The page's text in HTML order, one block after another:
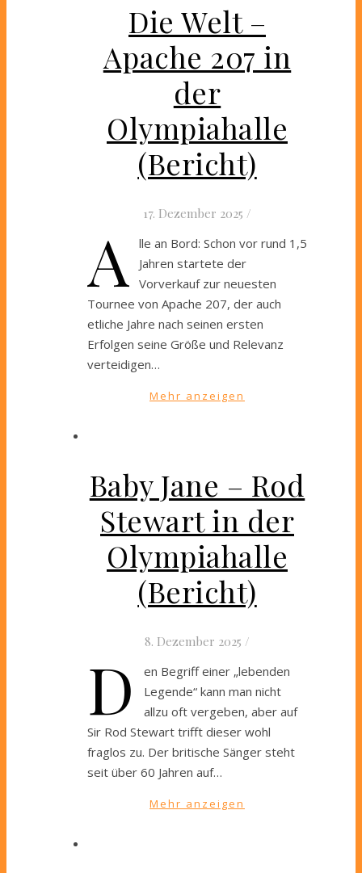
Die Welt –
Apache 207 in
der
Olympiahalle
(Bericht)
17. Dezember 2025 /
A
lle an Bord: Schon vor rund 1,5
Jahren startete der
Vorverkauf zur neuesten
Tournee von Apache 207, der auch
etliche Jahre nach seinen ersten
Erfolgen seine Größe und Relevanz
verteidigen…
Mehr anzeigen
Baby Jane – Rod
Stewart in der
Olympiahalle
(Bericht)
8. Dezember 2025 /
D
en Begriff einer „lebenden
Legende“ kann man nicht
allzu oft vergeben, aber auf
Sir Rod Stewart trifft dieser wohl
fraglos zu. Der britische Sänger steht
seit über 60 Jahren auf…
Mehr anzeigen